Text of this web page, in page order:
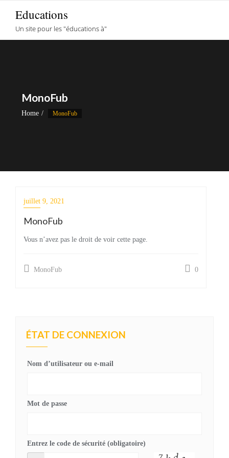
content
Educations
Un site pour les "éducations à"
MonoFub
Home MonoFub
juillet 9, 2021
MonoFub
Vous n’avez pas le droit de voir cette page.
MonoFub 0
ÉTAT DE CONNEXION
Nom d’utilisateur ou e-mail
Mot de passe
Entrez le code de sécurité (obligatoire)